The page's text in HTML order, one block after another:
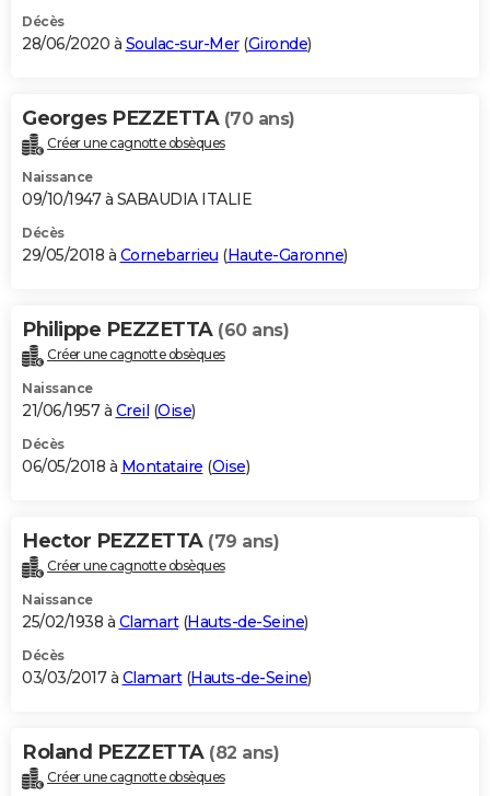
Décès
28/06/2020 à Soulac-sur-Mer(Gironde)
Georges PEZZETTA (70 ans)
Créer une cagnotte obsèques
Naissance
09/10/1947 à SABAUDIA ITALIE
Décès
29/05/2018 à Cornebarrieu (Haute-Garonne)
Philippe PEZZETTA (60 ans)
Créer une cagnotte obsèques
Naissance
21/06/1957 à Creil (Oise)
Décès
06/05/2018 à Montataire (Oise)
Hector PEZZETTA (79 ans)
Créer une cagnotte obsèques
Naissance
25/02/1938 à Clamart(Hauts-de-Seine)
Décès
03/03/2017 à Clamart(Hauts-de-Seine)
Roland PEZZETTA (82 ans)
Créer une cagnotte obsèques